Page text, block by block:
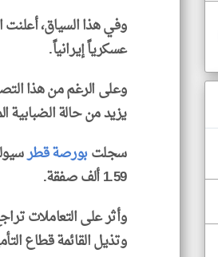
عسكرياً إيرانياً.
وعلى الرغم من هذا
يزيد من حالة الضبابية
سجلتبورصة قطر
1.59 ألف صفقة.
وتذيل القائمة قطاع التأمين